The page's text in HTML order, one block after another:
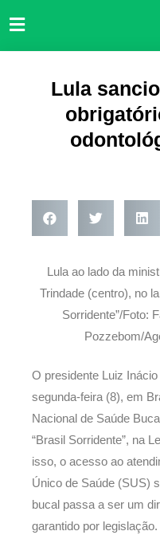
para
Lula
Lula ao lado da
Trindade (centro), no
Sorridente”/Foto:
Pozzebom/
O presidente Luiz
segunda-feira (8), em
Nacional de Saúde
“Brasil Sorridente”, na
isso, o acesso ao
Único de Saúde (SUS)
bucal passa a ser um
garantido por legislação.